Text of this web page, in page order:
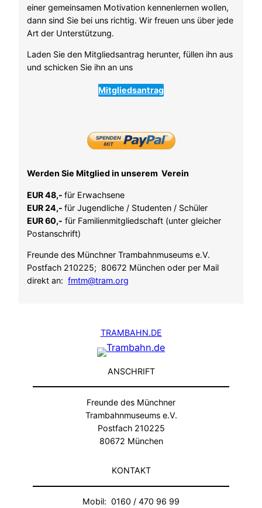
einer gemeinsamen Motivation kennenlernen wollen,
dann sind Sie bei uns richtig. Wir freuen uns über jede
Art der Unterstützung.
Laden Sie den Mitgliedsantrag herunter, füllen ihn aus
und schicken Sie ihn an uns
Mitgliedsantrag
Werden Sie Mitglied in unserem Verein
EUR 48,- für Erwachsene
EUR 24,- für Jugendliche / Studenten / Schüler
EUR 60,- für Familienmitgliedschaft (unter gleicher
Postanschrift)
Freunde des Münchner Trambahnmuseums e.V.
Postfach 210225; 80672 München oder per Mail
direkt an: fmtm@tram.org
TRAMBAHN.DE
ANSCHRIFT
Freunde des Münchner
Trambahnmuseums e.V.
Postfach 210225
80672 München
KONTAKT
Mobil: 0160 / 470 96 99